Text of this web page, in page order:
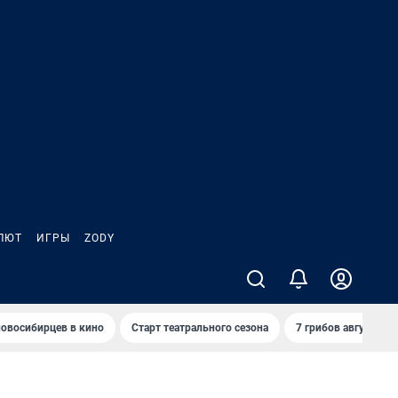
ИГРЫ ZODY
в кино Старт театрального сезона 7 грибов августа